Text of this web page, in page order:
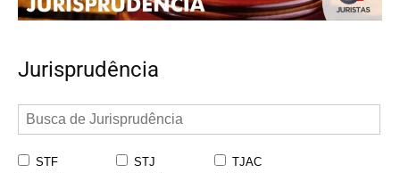
Jurisprudência
STF STJ
TJAC